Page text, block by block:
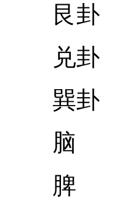
艮卦
兑卦
巽卦
脑
脾